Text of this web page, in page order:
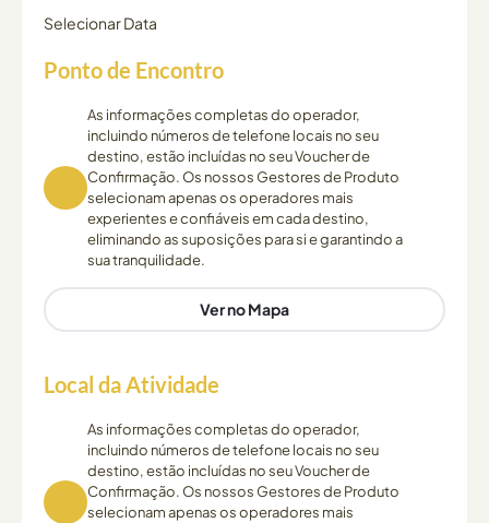
Selecionar Data
Ponto de Encontro
As informações completas do operador,
incluindo números de telefone locais no seu
destino, estão incluídas no seu Voucher de
Confirmação. Os nossos Gestores de Produto
selecionam apenas os operadores mais
experientes e confiáveis em cada destino,
eliminando as suposições para si e garantindo a
sua tranquilidade.
Ver no Mapa
Local da Atividade
As informações completas do operador,
incluindo números de telefone locais no seu
destino, estão incluídas no seu Voucher de
Confirmação. Os nossos Gestores de Produto
selecionam apenas os operadores mais